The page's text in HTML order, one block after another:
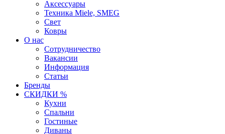
Аксессуары
Техника Miele, SMEG
Свет
Ковры
О нас
Сотрудничество
Вакансии
Информация
Статьи
Бренды
СКИДКИ %
Кухни
Спальни
Гостиные
Диваны